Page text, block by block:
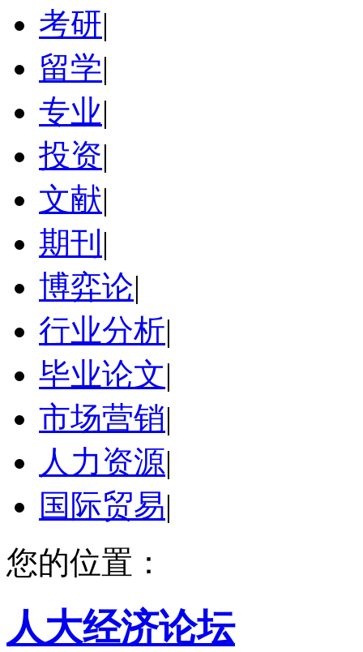
考研|
留学|
专业|
投资|
文献|
期刊 |
博弈论|
行业分析|
毕业论文|
市场营销|
人力资源|
国际贸易|
您的位置：
人大经济论坛